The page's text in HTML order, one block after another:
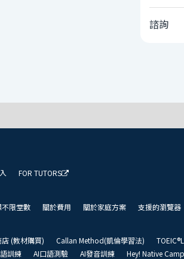
諮詢
FOR TUTORS
限堂數 關於費用 關於家庭方案 支援的瀏覽器
(教材購買) Callan Method(凱倫學習法)
訓練 AI口語測驗 AI發音訓練 Hey! Native Camp